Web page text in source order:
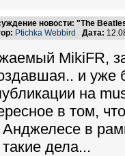
новости: "The
Ptichka Webbird Дата:
MikiFR,
и уже
на
в том,
в
дела...